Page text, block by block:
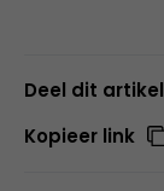
Deel dit artikel
Kopieer link